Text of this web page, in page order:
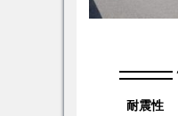
耐震性